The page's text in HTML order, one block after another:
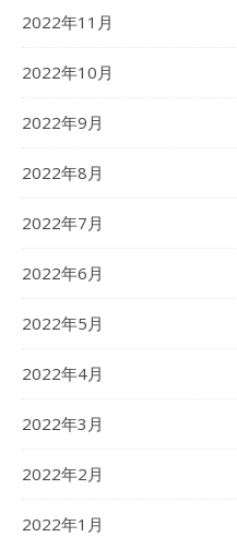
2022年11月
2022年10月
2022年9月
2022年8月
2022年7月
2022年6月
2022年5月
2022年4月
2022年3月
2022年2月
2022年1月